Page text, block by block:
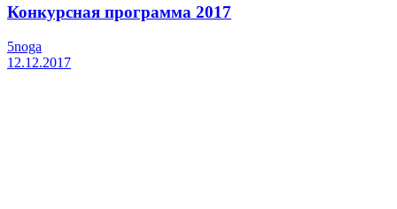
Конкурсная программа 2017
5noga
12.12.2017